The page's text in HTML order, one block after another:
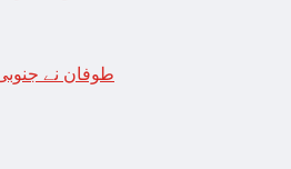
طوفان نے